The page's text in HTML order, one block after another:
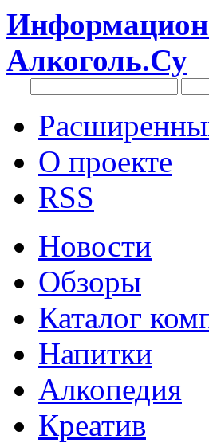
Алкоголь.Су
О проекте
RSS
Новости
Обзоры
Каталог
Напитки
Алкопедия
Креатив